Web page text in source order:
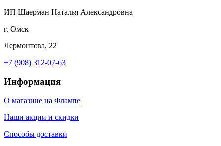
ИП Шаерман Наталья Александровна
г. Омск
Лермонтова, 22
+7 (908) 312-07-63
Информация
О магазине на Флампе
Наши акции и скидки
Способы доставки